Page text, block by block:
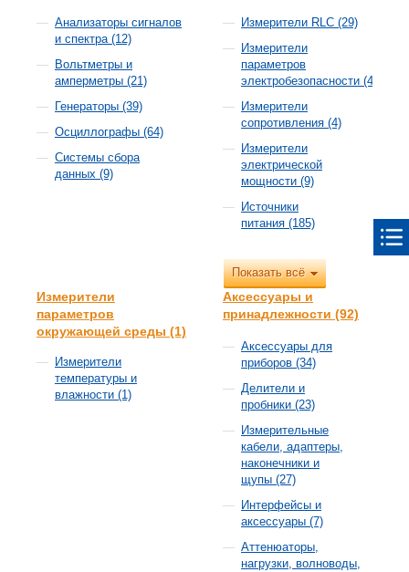
Анализаторы сигналов
и спектра (12)
Вольтметры и
амперметры (21)
Генераторы (39)
Осциллографы (64)
Системы сбора
данных (9)
Измерители RLC (29)
Измерители
параметров
электробезопасности (40)
Измерители
сопротивления (4)
Измерители
электрической
мощности (9)
Источники
питания (185)
Показать всё
Измерители
параметров
окружающей среды (1)
Измерители
температуры и
влажности (1)
Аксессуары и
принадлежности (92)
Аксесcуары для
приборов (34)
Делители и
пробники (23)
Измерительные
кабели, адаптеры,
наконечники и
щупы (27)
Интерфейсы и
аксессуары (7)
Аттенюаторы,
нагрузки, волноводы,